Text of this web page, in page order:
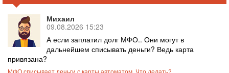
Михаил
09.08.2026 15:23
А если заплатил долг МФО.. Они могут в
дальнейшем списывать деньги? Ведь карта
привязана?
МФО списывает деньги с карты автоматом. Что делать?